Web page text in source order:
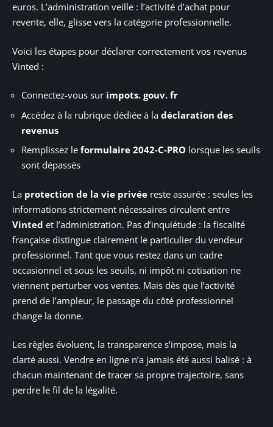
euros. L’administration veille : l’activité d’achat pour
revente, elle, glisse vers la catégorie professionnelle.
Voici les étapes pour déclarer correctement vos revenus
Vinted :
Connectez-vous sur impots. gouv. fr
Accédez à la rubrique dédiée à la déclaration des
revenus
Remplissez le formulaire 2042-C-PRO lorsque les seuils
sont dépassés
La protection de la vie privée reste assurée : seules les
informations strictement nécessaires circulent entre
Vinted et l’administration. Pas d’inquiétude : la fiscalité
française distingue clairement le particulier du vendeur
professionnel. Tant que vous restez dans un cadre
occasionnel et sous les seuils, ni impôt ni cotisation ne
viennent perturber vos ventes. Mais dès que l’activité
prend de l’ampleur, le passage du côté professionnel
change la donne.
Les règles évoluent, la transparence s’impose, mais la
clarté aussi. Vendre en ligne n’a jamais été aussi balisé : à
chacun maintenant de tracer sa propre trajectoire, sans
perdre le fil de la légalité.